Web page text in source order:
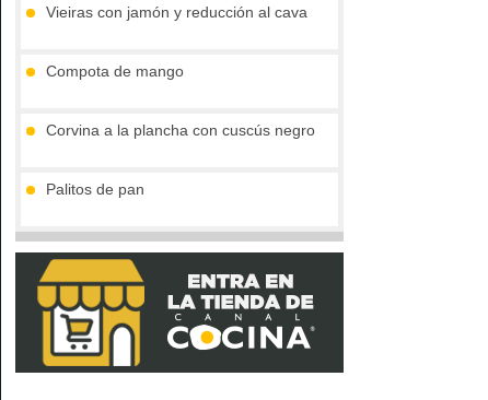
Vieiras con jamón y reducción al cava
Compota de mango
Corvina a la plancha con cuscús negro
Palitos de pan
Tronco de chocolate y turrón (sin gluten)